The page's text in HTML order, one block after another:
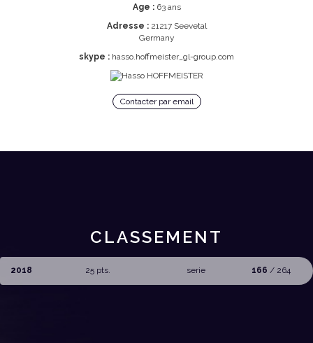
Age :63 ans
Adresse :21217 Seevetal
Germany
skype : hasso.hoffmeister_gl-group.com
Contacter par email
CLASSEMENT
2018 25 pts. serie 166 / 264